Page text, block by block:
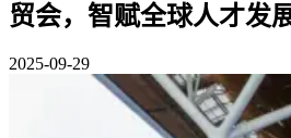
贸会，智赋全球人才发
2025-09-29